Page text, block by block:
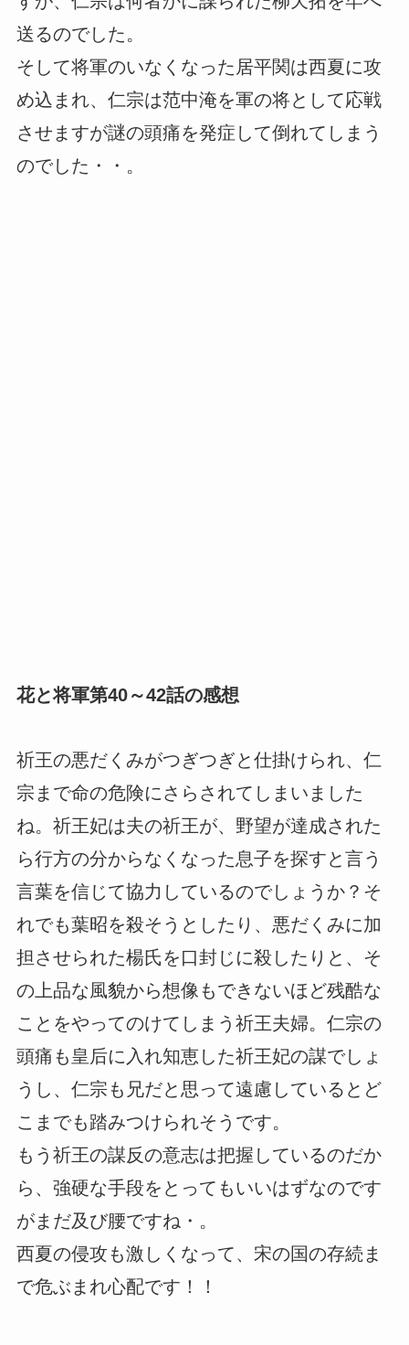
送るのでした。
そして将軍のいなくなった居平関は西夏に攻
め込まれ、仁宗は范中淹を軍の将として応戦
させますが謎の頭痛を発症して倒れてしまう
のでした・・。
花と将軍第40～42話の感想
祈王の悪だくみがつぎつぎと仕掛けられ、仁
宗まで命の危険にさらされてしまいました
ね。祈王妃は夫の祈王が、野望が達成された
ら行方の分からなくなった息子を探すと言う
言葉を信じて協力しているのでしょうか？そ
れでも葉昭を殺そうとしたり、悪だくみに加
担させられた楊氏を口封じに殺したりと、そ
の上品な風貌から想像もできないほど残酷な
ことをやってのけてしまう祈王夫婦。仁宗の
頭痛も皇后に入れ知恵した祈王妃の謀でしょ
うし、仁宗も兄だと思って遠慮しているとど
こまでも踏みつけられそうです。
もう祈王の謀反の意志は把握しているのだか
ら、強硬な手段をとってもいいはずなのです
がまだ及び腰ですね・。
西夏の侵攻も激しくなって、宋の国の存続ま
で危ぶまれ心配です！！